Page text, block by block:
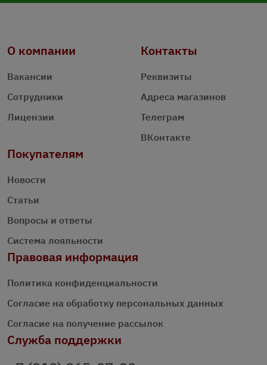
О компании
Вакансии
Сотрудники
Лицензии
Контакты
Реквизиты
Адреса магазинов
Телеграм
ВКонтакте
Покупателям
Новости
Статьи
Вопросы и ответы
Система лояльности
Правовая информация
Политика конфиденциальности
Согласие на обработку персональных данных
Согласие на получение рассылок
Служба поддержки